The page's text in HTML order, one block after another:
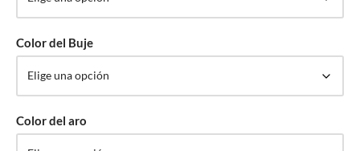
Color del Buje
Color del aro